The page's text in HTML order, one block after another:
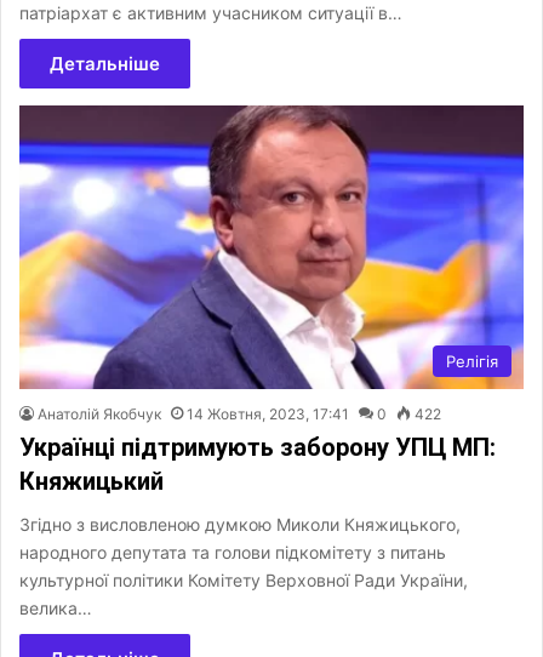
патріархат є активним учасником ситуації в…
Детальніше
Релігія
Анатолій Якобчук 14 Жовтня, 2023, 17:41 0 422
Українці підтримують заборону УПЦ МП:
Княжицький
Згідно з висловленою думкою Миколи Княжицького,
народного депутата та голови підкомітету з питань
культурної політики Комітету Верховної Ради України,
велика…